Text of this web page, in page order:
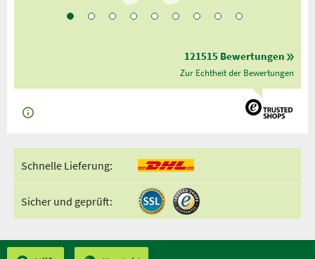
121515 Bewertungen
Zur Echtheit der Bewertungen
Schnelle Lieferung:
Sicher und geprüft: